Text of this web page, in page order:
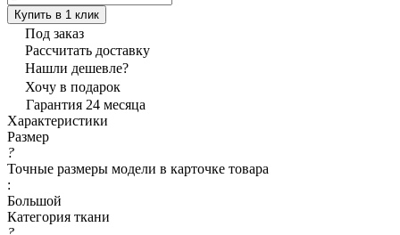
Купить в 1 клик
Под заказ
Рассчитать доставку
Нашли дешевле?
Хочу в подарок
Гарантия 24 месяца
Характеристики
Размер
?
Точные размеры модели в карточке товара
:
Большой
Категория ткани